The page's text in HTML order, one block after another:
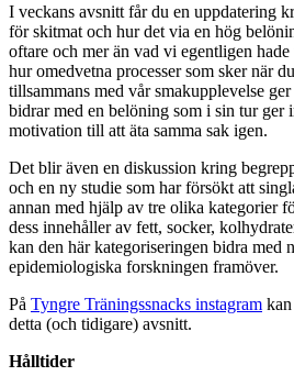
I veckans avsnitt får du en uppdatering
för skitmat och hur det via en hög
oftare och mer än vad vi egentligen
hur omedvetna processer som sker när
tillsammans med vår smakupplevelse
bidrar med en belöning som i sin tur ger
motivation till att äta samma sak igen.
Det blir även en diskussion kring
och en ny studie som har försökt att
annan med hjälp av tre olika kategorier
dess innehåller av fett, socker,
kan den här kategoriseringen bidra med
epidemiologiska forskningen framöver.
På Tyngre Träningssnacks instagram
detta (och tidigare) avsnitt.
Hålltider